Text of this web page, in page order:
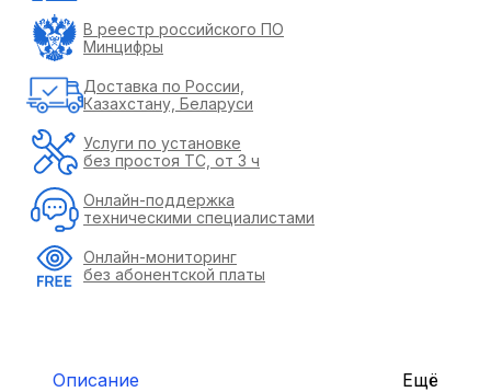
Описание Ещё
В реестр российского ПО
Минцифры
Доставка по России,
Казахстану, Беларуси
Услуги по установке
без простоя ТС, от 3 ч
Онлайн-поддержка
техническими специалистами
Онлайн-мониторинг
без абонентской платы